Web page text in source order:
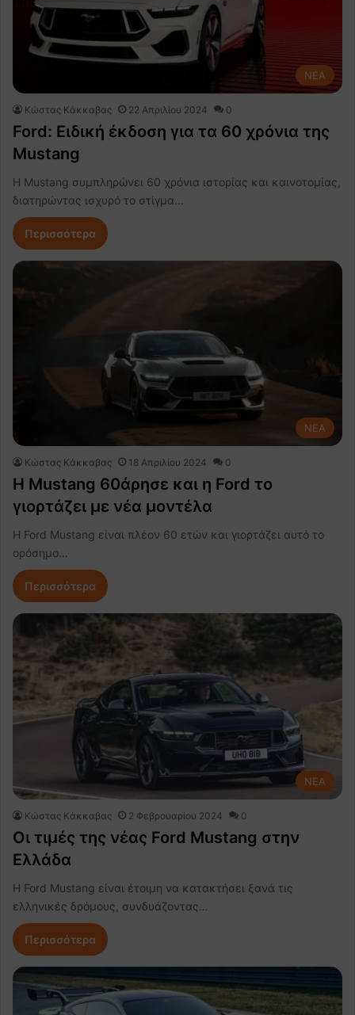
NEA
Κώστας Κάκκαβας 22 Απριλίου 2024 0
Ford: Ειδική έκδοση για τα 60 χρόνια της
Mustang
Η Mustang συμπληρώνει 60 χρόνια ιστορίας και καινοτομίας,
διατηρώντας ισχυρό το στίγμα…
Περισσότερα
NEA
Κώστας Κάκκαβας 18 Απριλίου 2024 0
Η Mustang 60άρησε και η Ford το
γιορτάζει με νέα μοντέλα
Η Ford Mustang είναι πλέον 60 ετών και γιορτάζει αυτό το
ορόσημο…
Περισσότερα
NEA
Κώστας Κάκκαβας 2 Φεβρουαρίου 2024 0
Οι τιμές της νέας Ford Mustang στην
Ελλάδα
Η Ford Mustang είναι έτοιμη να κατακτήσει ξανά τις
ελληνικές δρόμους, συνδυάζοντας…
Περισσότερα